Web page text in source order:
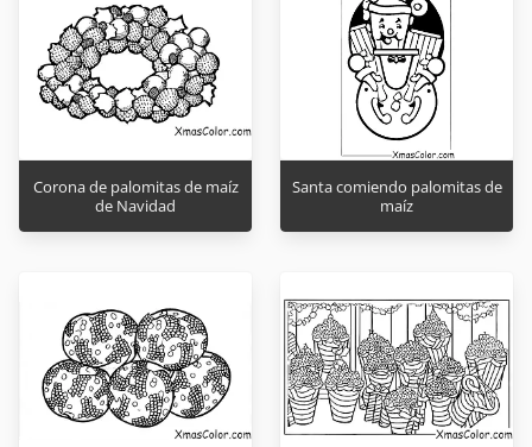
Corona de palomitas de maíz
de Navidad
Santa comiendo palomitas de
maíz